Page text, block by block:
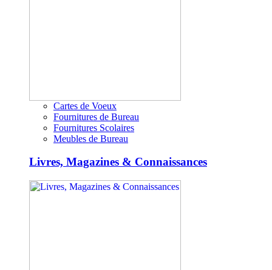
Cartes de Voeux
Fournitures de Bureau
Fournitures Scolaires
Meubles de Bureau
Livres, Magazines & Connaissances